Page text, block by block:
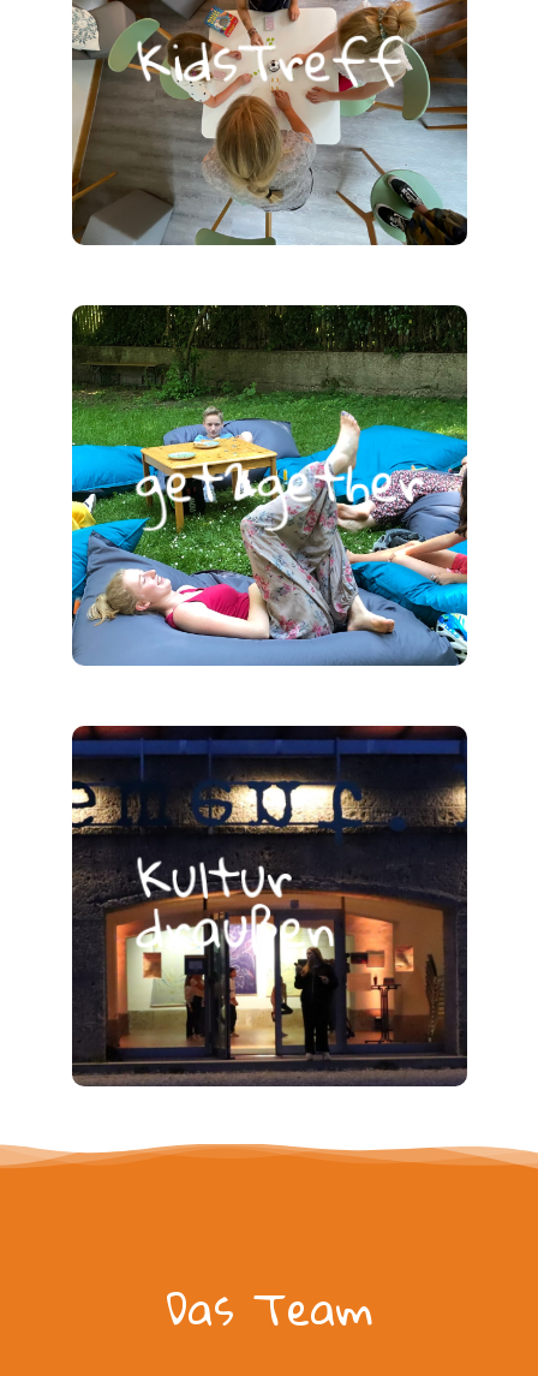
KidsTreff
get2gether
Kultur
draußen
Das Team